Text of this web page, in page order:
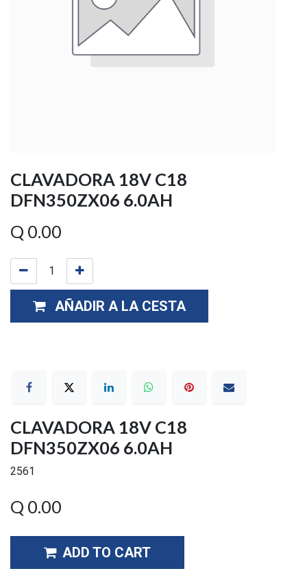
CLAVADORA 18V C18
DFN350ZX06 6.0AH
Q 0.00
AÑADIR A LA CESTA
CLAVADORA 18V C18
DFN350ZX06 6.0AH
2561
Q 0.00
ADD TO CART